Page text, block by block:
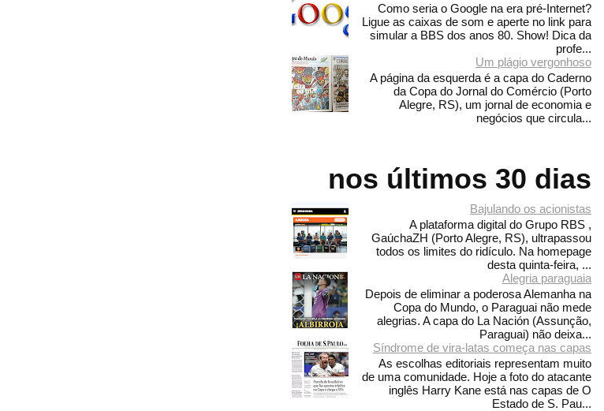
Como seria o Google na era pré-Internet?
Ligue as caixas de som e aperte no link para
simular a BBS dos anos 80. Show! Dica da
profe...
Um plágio vergonhoso
A página da esquerda é a capa do Caderno
da Copa do Jornal do Comércio (Porto
Alegre, RS), um jornal de economia e
negócios que circula...
nos últimos 30 dias
Bajulando os acionistas
A plataforma digital do Grupo RBS ,
GaúchaZH (Porto Alegre, RS), ultrapassou
todos os limites do ridículo. Na homepage
desta quinta-feira, ...
Alegria paraguaia
Depois de eliminar a poderosa Alemanha na
Copa do Mundo, o Paraguai não mede
alegrias. A capa do La Nación (Assunção,
Paraguai) não deixa...
Síndrome de vira-latas começa nas capas
As escolhas editoriais representam muito
de uma comunidade. Hoje a foto do atacante
inglês Harry Kane está nas capas de O
Estado de S. Pau...